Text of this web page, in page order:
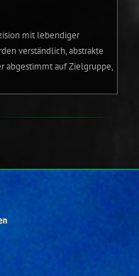
mit lebendiger
verständlich, abstrakte
abgestimmt auf Zielgruppe,